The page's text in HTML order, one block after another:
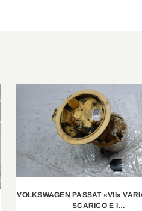
VOLKSWAGEN PASSAT «VII»
SCARICO E I…